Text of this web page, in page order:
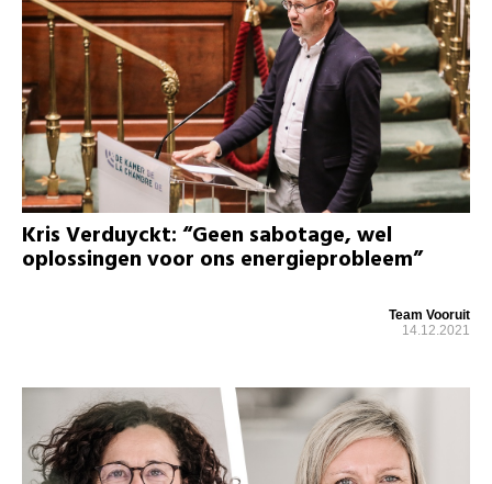
Kris Verduyckt: “Geen sabotage, wel
oplossingen voor ons energieprobleem”
Team Vooruit
14.12.2021